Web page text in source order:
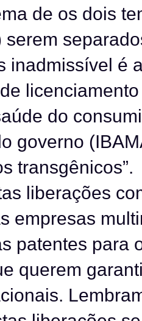
de os dois
serem
inadmissível é
do
governo
transgênicos”.
liberações
empresas
patentes para
querem